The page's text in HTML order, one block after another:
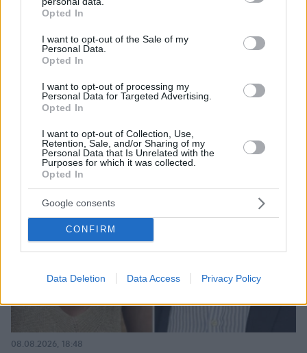
grant or deny consent to Google and its third-party tags to
use your data for below specified purposes in below Google
consent section.
Opted In
I want to opt-out of the Sale of my
Personal Data.
Opted In
I want to opt-out of processing my
Personal Data for Targeted Advertising.
Opted In
I want to opt-out of Collection, Use,
Retention, Sale, and/or Sharing of my
Personal Data that Is Unrelated with the
Purposes for which it was collected.
Opted In
Google consents
CONFIRM
Data Deletion Data Access Privacy Policy
beach bar, βούτηξε ο μπάρμαν για να τον σώσει
08.08.2026, 18:48